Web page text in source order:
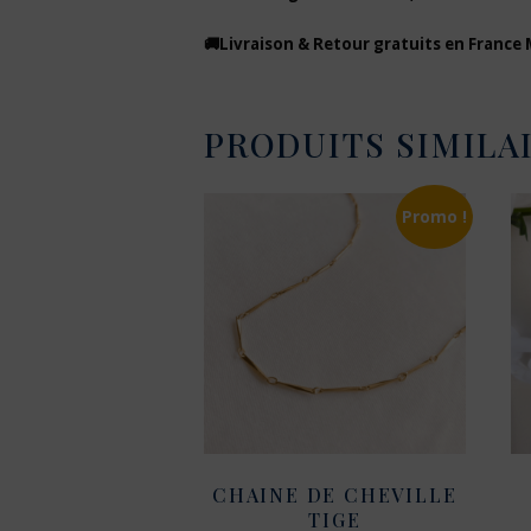
🚚Livraison & Retour gratuits en
PRODUITS
Promo !
CHAINE DE CHEVILLE
TIGE